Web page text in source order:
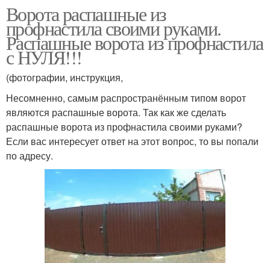
Ворота распашные из
профнастила своими руками.
Распашные ворота из профнастила
с НУЛЯ!!!
(фотографии, инструкция,
Несомненно, самым распространённым типом ворот
являются распашные ворота. Так как же сделать
распашные ворота из профнастила своими руками?
Если вас интересует ответ на этот вопрос, то вы попали
по адресу.